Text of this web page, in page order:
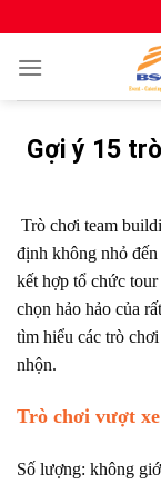
Gợi ý 15
Trò chơi team
định không nhỏ
kết hợp tổ chức
chọn hảo hảo của
tìm hiểu các trò
nhộn.
Trò chơi vượt
Số lượng: không